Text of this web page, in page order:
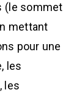
(le sommet
mettant
pour une
les
les